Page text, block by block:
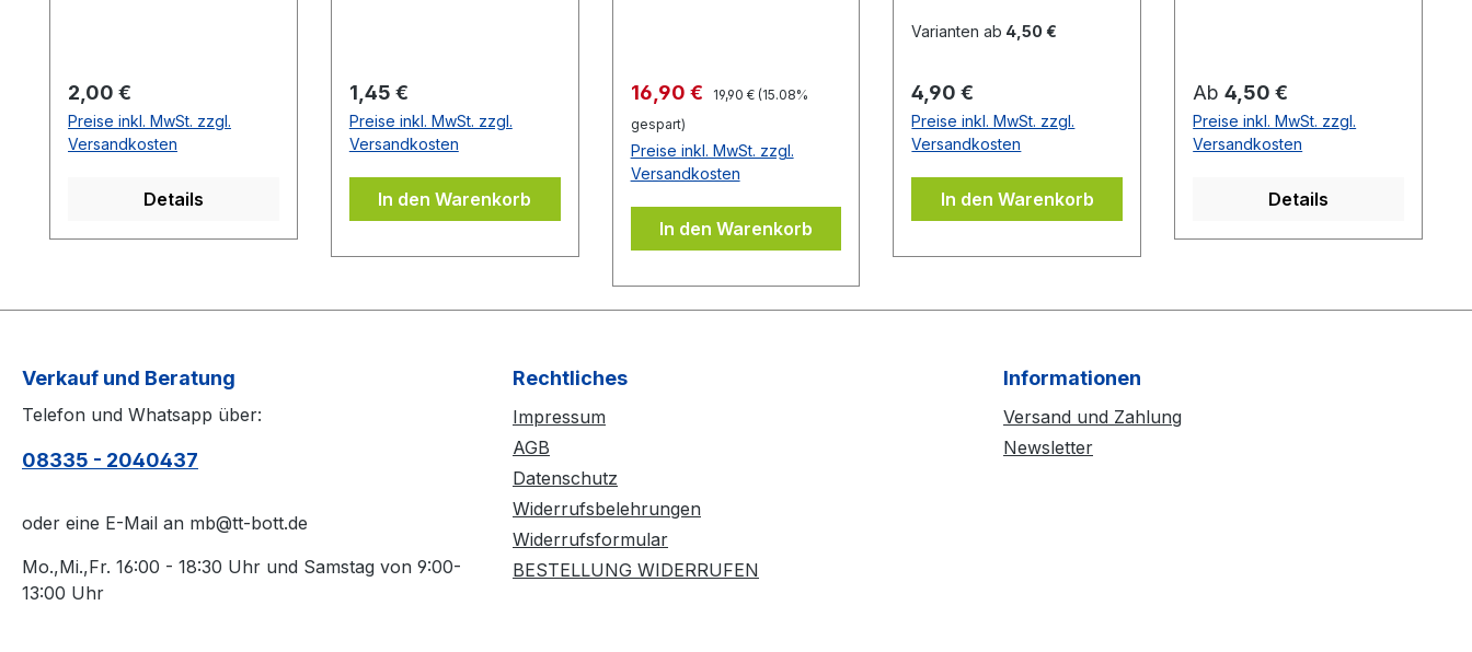
die Vorhandseite auf der
das Emblem bzw. eine
Aufschrift zu sehen
bei der Belag Montage
inklusive.Bei den
KEINE Belag-Montage
legen.
Regulärer Preis:
2,00 €
Preise inkl. MwSt. zzgl.
Versandkosten
Details
Haftung durch leicht
selbstklebende
Eigenschaften der Folie
auf Ihrem Belag.
Oberfläche des Belages
(z.B. mit einem DONIC
die Belagschutzfolie
Regulärer Preis:
1,45 €
Preise inkl. MwSt. zzgl.
Versandkosten
In den Warenkorb
Konsistenz sorgt für eine
verbesserte
Klebewirkung und die
Beläge können auch
wieder problemlos
abgezogen werden,
Schwamm ausreißt bzw.
beschädigt wird. Durch
CONTACT beinhaltet
keine flüchtigen
organischen
Lösungsmittel und darf
Verkaufspreis:
16,90 € Regulärer Preis:
19,90 € (15.08%
gespart)
Preise inkl. MwSt. zzgl.
Versandkosten
In den Warenkorb
Varianten ab 4,50 €
Regulärer Preis:
4,90 €
Preise inkl. MwSt. zzgl.
Versandkosten
In den Warenkorb
Regulärer Preis:
Ab4,50 €
Preise inkl. MwSt. zzgl.
Versandkosten
Details
Verkauf und Beratung
Telefon und Whatsapp über:
08335 - 2040437
oder eine E-Mail an mb@tt-bott.de
Mo.,Mi.,Fr. 16:00 - 18:30 Uhr und Samstag von 9:00-
13:00 Uhr
Rechtliches
Impressum
AGB
Datenschutz
Widerrufsbelehrungen
Widerrufsformular
BESTELLUNG WIDERRUFEN
Informationen
Versand und Zahlung
Newsletter